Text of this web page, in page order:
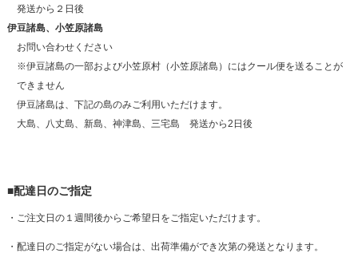
発送から２日後
伊豆諸島、小笠原諸島
お問い合わせください
※伊豆諸島の一部および小笠原村（小笠原諸島）にはクール便を送ることが
できません
伊豆諸島は、下記の島のみご利用いただけます。
大島、八丈島、新島、神津島、三宅島 発送から2日後
■配達日のご指定
・ご注文日の１週間後からご希望日をご指定いただけます。
・配達日のご指定がない場合は、出荷準備ができ次第の発送となります。